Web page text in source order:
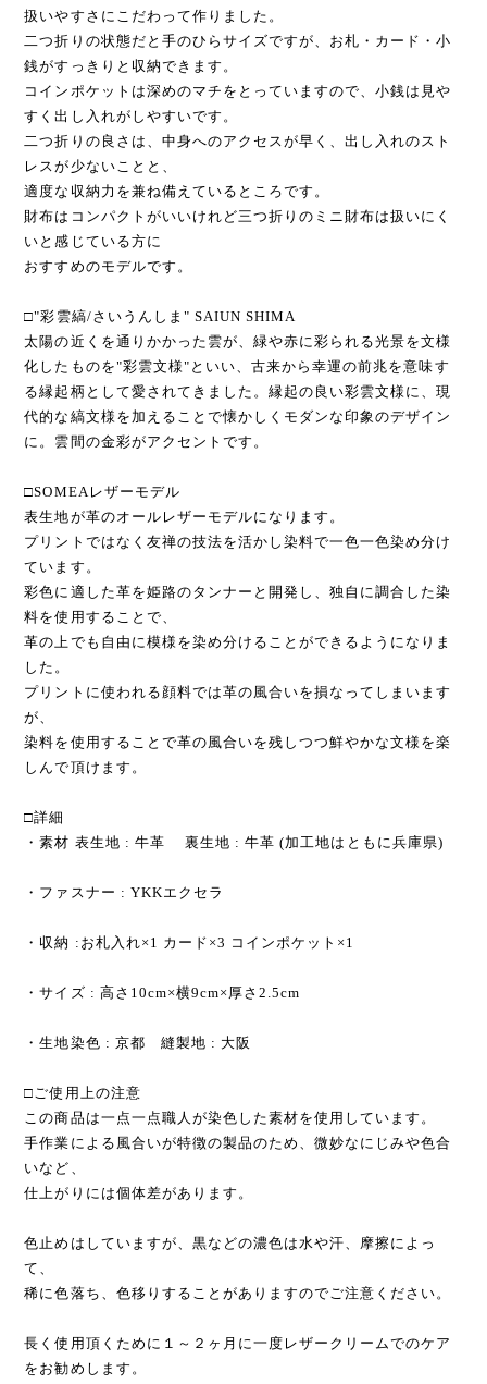
扱いやすさにこだわって作りました。
二つ折りの状態だと手のひらサイズですが、お札・カード・小
銭がすっきりと収納できます。
コインポケットは深めのマチをとっていますので、小銭は見や
すく出し入れがしやすいです。
二つ折りの良さは、中身へのアクセスが早く、出し入れのスト
レスが少ないことと、
適度な収納力を兼ね備えているところです。
財布はコンパクトがいいけれど三つ折りのミニ財布は扱いにく
いと感じている方に
おすすめのモデルです。
□"彩雲縞/さいうんしま" SAIUN SHIMA
太陽の近くを通りかかった雲が、緑や赤に彩られる光景を文様
化したものを"彩雲文様"といい、古来から幸運の前兆を意味す
る縁起柄として愛されてきました。縁起の良い彩雲文様に、現
代的な縞文様を加えることで懐かしくモダンな印象のデザイン
に。雲間の金彩がアクセントです。
□SOMEAレザーモデル
表生地が革のオールレザーモデルになります。
プリントではなく友禅の技法を活かし染料で一色一色染め分け
ています。
彩色に適した革を姫路のタンナーと開発し、独自に調合した染
料を使用することで、
革の上でも自由に模様を染め分けることができるようになりま
した。
プリントに使われる顔料では革の風合いを損なってしまいます
が、
染料を使用することで革の風合いを残しつつ鮮やかな文様を楽
しんで頂けます。
□詳細
​・素材​ 表生地 : 牛革 裏生地 : 牛革 (加工地はともに兵庫県)
・ファスナー : YKKエクセラ
・収納 :お札入れ×1 カード×3 コインポケット×1
・サイズ : 高さ10cm×横9cm×厚さ2.5cm
・生地染色 : 京都 縫製地 : 大阪​​
□ご使用上の注意
この商品は一点一点職人が染色した素材を使用しています。
手作業による風合いが特徴の製品のため、微妙なにじみや色合
いなど、
仕上がりには個体差があります。
色止めはしていますが、黒などの濃色は水や汗、摩擦によっ
て、
稀に色落ち、色移りすることがありますのでご注意ください。
長く使用頂くために１～２ヶ月に一度レザークリームでのケア
をお勧めします。